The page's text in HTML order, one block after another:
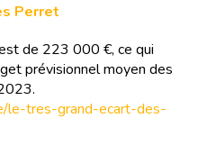
Perret
de 223 000 €, ce qui
prévisionnel moyen des
le-tres-grand-ecart-des-